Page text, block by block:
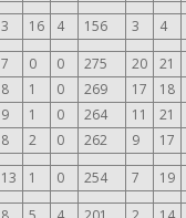
3 16 4 156 3 4
7 0 0 275 20 21
8 1 0 269 17 18
9 1 0 264 11 21
8 2 0 262 9 17
13 1 0 254 7 19